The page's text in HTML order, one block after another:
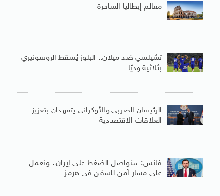
معالم إيطاليا الساحرة
تشيلسي ضد ميلان.. البلوز يُسقط الروسونيري
بثلاثية وديًا
الرئيسان الصربى والأوكرانى يتعهدان بتعزيز
العلاقات الاقتصادية
فانس: سنواصل الضغط على إيران.. ونعمل
على مسار آمن للسفن فى هرمز